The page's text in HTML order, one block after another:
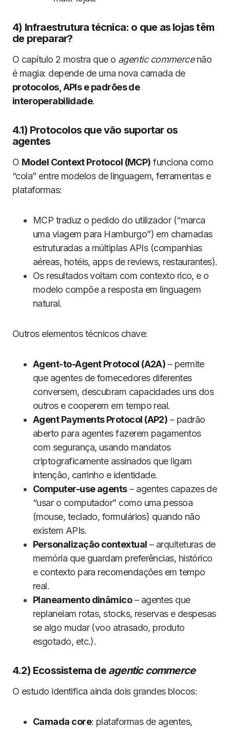
4) Infraestrutura técnica: o que as lojas têm
de preparar?
O capítulo 2 mostra que o agentic commercenão
é magia: depende de uma nova camada de
protocolos, APIs e padrões de
interoperabilidade.
4.1) Protocolos que vão suportar os
agentes
O Model Context Protocol (MCP) funciona como
“cola” entre modelos de linguagem, ferramentas e
plataformas:
MCP traduz o pedido do utilizador (“marca
uma viagem para Hamburgo”) em chamadas
estruturadas a múltiplas APIs (companhias
aéreas, hotéis, apps de reviews, restaurantes).
Os resultados voltam com contexto rico, e o
modelo compõe a resposta em linguagem
natural.
Outros elementos técnicos chave:
Agent-to-Agent Protocol (A2A) – permite
que agentes de fornecedores diferentes
conversem, descubram capacidades uns dos
outros e cooperem em tempo real.
Agent Payments Protocol (AP2) – padrão
aberto para agentes fazerem pagamentos
com segurança, usando mandatos
criptograficamente assinados que ligam
intenção, carrinho e identidade.
Computer-use agents– agentes capazes de
“usar o computador” como uma pessoa
(mouse, teclado, formulários) quando não
existem APIs.
Personalização contextual – arquiteturas de
memória que guardam preferências, histórico
e contexto para recomendações em tempo
real.
Planeamento dinâmico– agentes que
replaneiam rotas, stocks, reservas e despesas
se algo mudar (voo atrasado, produto
esgotado, etc.).
4.2) Ecossistema de agentic commerce
O estudo identifica ainda dois grandes blocos:
Camada core: plataformas de agentes,